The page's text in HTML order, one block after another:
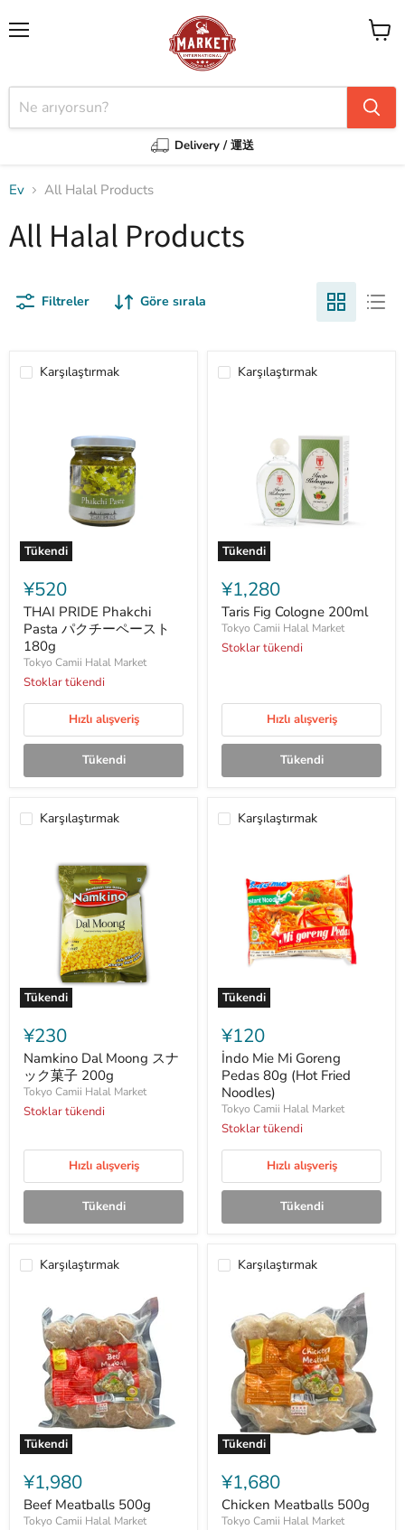
Delivery / 運送
Sepeti
Ev All Halal Products
All Halal Products
Filtreler Göre sırala
Karşılaştırmak
Tükendi
PRIDE
Phakchi
Pasta
パ
ク
チ
ー
ペ
180g
¥520
THAI PRIDE Phakchi
Pasta パクチーペースト
180g
Tokyo Camii Halal Market
Stoklar tükendi
Hızlı alışveriş
Tükendi
Karşılaştırmak
Tükendi
Fig
Cologne
200ml
¥1,280
Taris Fig Cologne 200ml
Tokyo Camii Halal Market
Stoklar tükendi
Hızlı alışveriş
Tükendi
Karşılaştırmak
Tükendi
Dal
Moong
ス
ナ
ッ
ク
菓
¥230
Namkino Dal Moong スナ
ック菓子 200g
Tokyo Camii Halal Market
Stoklar tükendi
Hızlı alışveriş
Tükendi
Karşılaştırmak
Tükendi
Mie
Mi
Goreng
Pedas
80g
(Hot
Fried
Noodles)
¥120
İndo Mie Mi Goreng
Pedas 80g (Hot Fried
Noodles)
Tokyo Camii Halal Market
Stoklar tükendi
Hızlı alışveriş
Tükendi
Karşılaştırmak
Tükendi
Meatballs
500g
¥1,980
Beef Meatballs 500g
Tokyo Camii Halal Market
Karşılaştırmak
Tükendi
Meatballs
500g
¥1,680
Chicken Meatballs 500g
Tokyo Camii Halal Market